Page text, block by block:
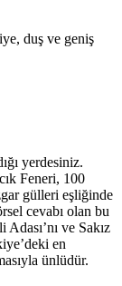
duş ve geniş
yerdesiniz.
Feneri, 100
gülleri eşliğinde
cevabı olan bu
ve Sakız
en
ünlüdür.